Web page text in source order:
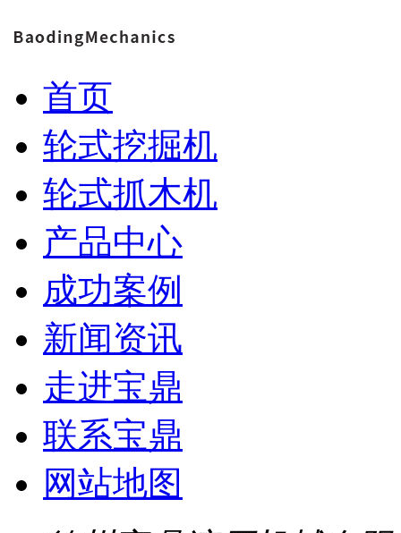
首页
轮式挖掘机
轮式抓木机
产品中心
成功案例
新闻资讯
走进宝鼎
联系宝鼎
网站地图